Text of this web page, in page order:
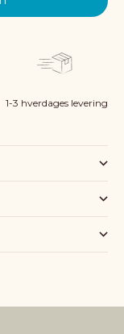
1-3 hverdages levering